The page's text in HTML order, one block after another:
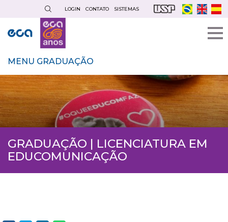
conteúdo
LOGIN CONTATO SISTEMAS
MENU GRADUAÇÃO
GRADUAÇÃO | LICENCIATURA EM
EDUCOMUNICAÇÃO